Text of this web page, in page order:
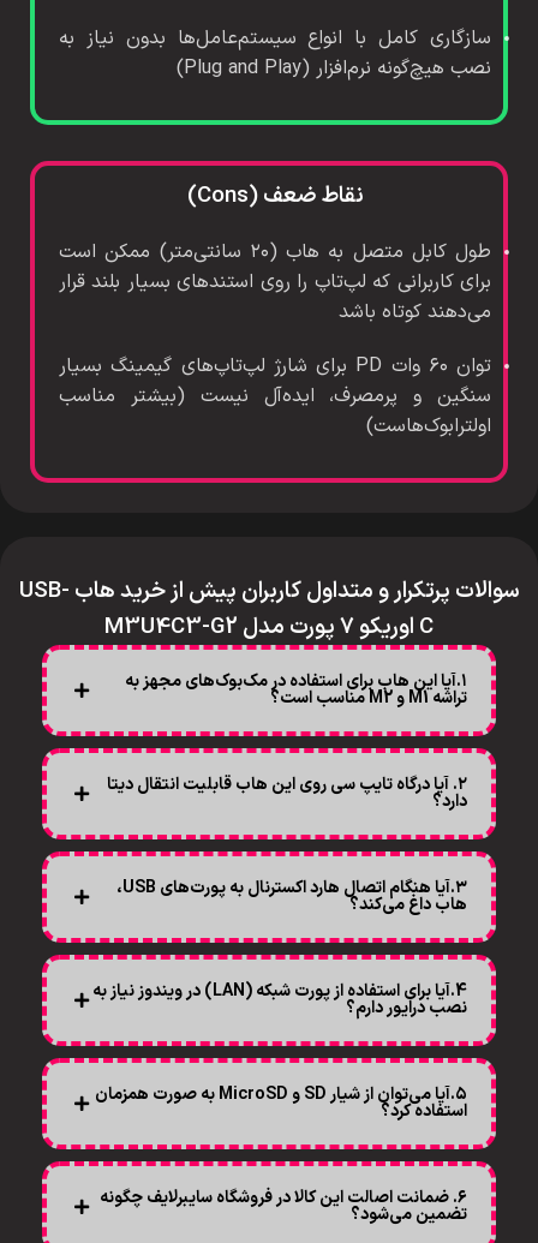
سازگاری کامل با انواع سیستم‌عامل‌ها بدون نیاز به
نصب هیچ‌گونه نرم‌افزار (Plug and Play)
نقاط ضعف (Cons)
طول کابل متصل به هاب (۲۰ سانتی‌متر) ممکن است
برای کاربرانی که لپ‌تاپ را روی استندهای بسیار بلند قرار
می‌دهند کوتاه باشد
توان ۶۰ وات PD برای شارژ لپ‌تاپ‌های گیمینگ بسیار
سنگین و پرمصرف، ایده‌آل نیست (بیشتر مناسب
اولترابوک‌هاست)
سوالات پرتکرار و متداول کاربران پیش از خرید هاب USB-
C اوریکو 7 پورت مدل M3U4C3-G2
۱.آیا این هاب برای استفاده در مک‌بوک‌های مجهز به
تراشه M1 و M2 مناسب است؟
۲. آیا درگاه تایپ سی روی این هاب قابلیت انتقال دیتا
دارد؟
۳.آیا هنگام اتصال هارد اکسترنال به پورت‌های USB،
هاب داغ می‌کند؟
4.آیا برای استفاده از پورت شبکه (LAN) در ویندوز نیاز به
نصب درایور دارم؟
۵.آیا می‌توان از شیار SD و MicroSD به صورت همزمان
استفاده کرد؟
۶. ضمانت اصالت این کالا در فروشگاه سایبرلایف چگونه
تضمین می‌شود؟